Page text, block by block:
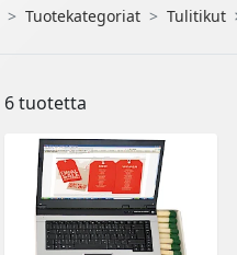
Tuotekategoriat Tulitikut
6 tuotetta